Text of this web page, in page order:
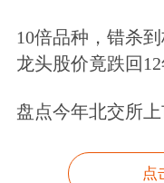
必须对稳定币
商户，连平提
本不在金融监
10倍品种，错杀
龙头股价竟跌回
盘点今年北交所
点